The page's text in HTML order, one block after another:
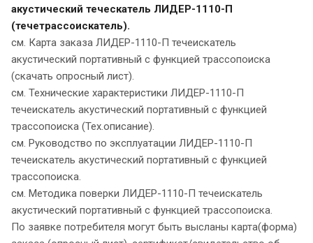
акустический теческатель ЛИДЕР-1110-П
(течетрассоискатель).
см. Карта заказа ЛИДЕР-1110-П течеискатель
акустический портативный с функцией трассопоиска
(скачать опросный лист).
см. Технические характеристики ЛИДЕР-1110-П
течеискатель акустический портативный с функцией
трассопоиска (Тех.описание).
см. Руководство по эксплуатации ЛИДЕР-1110-П
течеискатель акустический портативный с функцией
трассопоиска.
см. Методика поверки ЛИДЕР-1110-П течеискатель
акустический портативный с функцией трассопоиска.
По заявке потребителя могут быть высланы карта(форма)